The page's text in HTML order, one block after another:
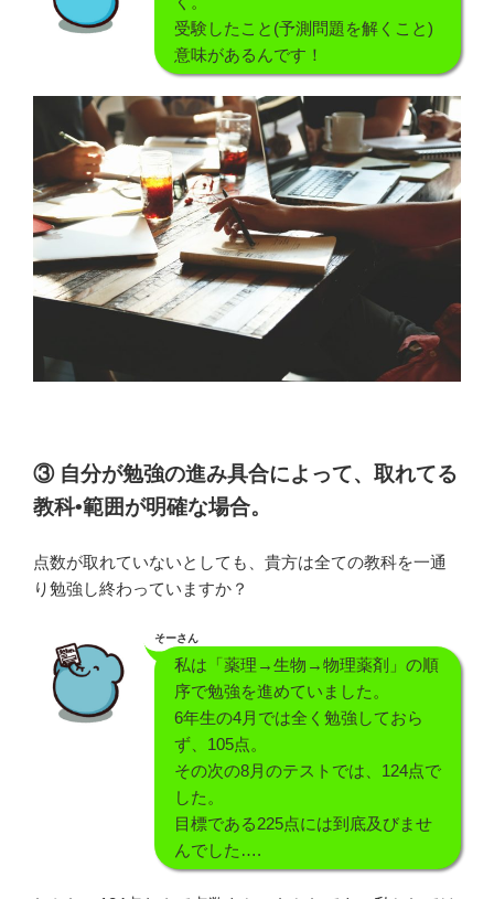
受験したこと(予測問題を解くこと)
意味があるんです！
③ 自分が勉強の進み具合によって、取れてる
教科•範囲が明確な場合。
点数が取れていないとしても、貴方は全ての教科を一通
り勉強し終わっていますか？
そーさん
私は「薬理→生物→物理薬剤」の順
序で勉強を進めていました。
6年生の4月では全く勉強しておら
ず、105点。
その次の8月のテストでは、124点で
した。
目標である225点には到底及びませ
んでした….